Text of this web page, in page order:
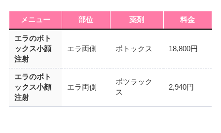
メニュー 部位 薬剤 料金
エラのボト
ックス小顔
注射
エラ両側 ボトックス 18,800円
エラのボト
ックス小顔
注射
エラ両側
ボツラック
ス
2,940円